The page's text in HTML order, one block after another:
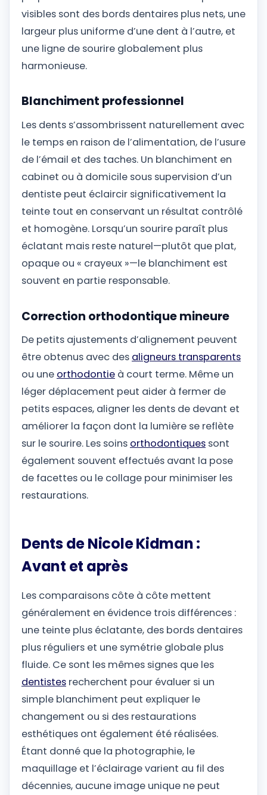
visibles sont des bords dentaires plus nets, une
largeur plus uniforme d’une dent à l’autre, et
une ligne de sourire globalement plus
harmonieuse.
Blanchiment professionnel
Les dents s’assombrissent naturellement avec
le temps en raison de l’alimentation, de l’usure
de l’émail et des taches. Un blanchiment en
cabinet ou à domicile sous supervision d’un
dentiste peut éclaircir significativement la
teinte tout en conservant un résultat contrôlé
et homogène. Lorsqu’un sourire paraît plus
éclatant mais reste naturel—plutôt que plat,
opaque ou « crayeux »—le blanchiment est
souvent en partie responsable.
Correction orthodontique mineure
De petits ajustements d’alignement peuvent
être obtenus avec des aligneurs transparents
ou une orthodontie à court terme. Même un
léger déplacement peut aider à fermer de
petits espaces, aligner les dents de devant et
améliorer la façon dont la lumière se reflète
sur le sourire. Les soins orthodontiques sont
également souvent effectués avant la pose
de facettes ou le collage pour minimiser les
restaurations.
Dents de Nicole Kidman :
Avant et après
Les comparaisons côte à côte mettent
généralement en évidence trois différences :
une teinte plus éclatante, des bords dentaires
plus réguliers et une symétrie globale plus
fluide. Ce sont les mêmes signes que les
dentistes recherchent pour évaluer si un
simple blanchiment peut expliquer le
changement ou si des restaurations
esthétiques ont également été réalisées.
Étant donné que la photographie, le
maquillage et l’éclairage varient au fil des
décennies, aucune image unique ne peut